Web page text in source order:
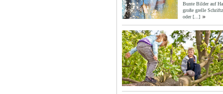
Bunte Bilder auf
große grelle
oder[...]